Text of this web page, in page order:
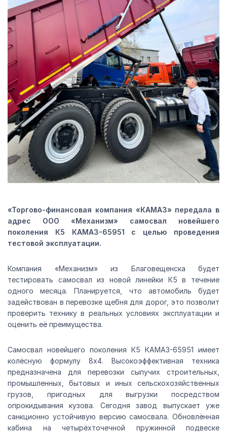
«Торгово-финансовая компания «КАМАЗ» передала в
адрес ООО «Механизм» самосвал новейшего
поколения К5 КАМАЗ-65951 с целью проведения
тестовой эксплуатации.
Компания «Механизм» из Благовещенска будет
тестировать самосвал из новой линейки К5 в течение
одного месяца. Планируется, что автомобиль будет
задействован в перевозке щебня для дорог, это позволит
проверить технику в реальных условиях эксплуатации и
оценить её преимущества.
Самосвал новейшего поколения К5 КАМАЗ-65951 имеет
колёсную формулу 8х4. Высокоэффективная техника
предназначена для перевозки сыпучих строительных,
промышленных, бытовых и иных сельскохозяйственных
грузов, пригодных для выгрузки посредством
опрокидывания кузова. Сегодня завод выпускает уже
санкционно устойчивую версию самосвала. Обновлённая
кабина на четырёхточечной пружинной подвеске